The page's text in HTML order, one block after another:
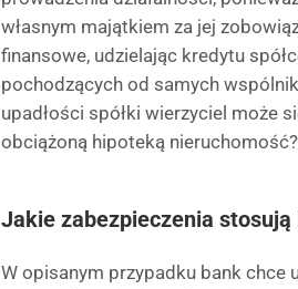
własnym majątkiem za jej
finansowe, udzielając kredytu
pochodzących od samych
upadłości spółki wierzyciel może
obciążoną hipoteką nieruchomość?
Jakie zabezpieczenia
W opisanym przypadku bank chce